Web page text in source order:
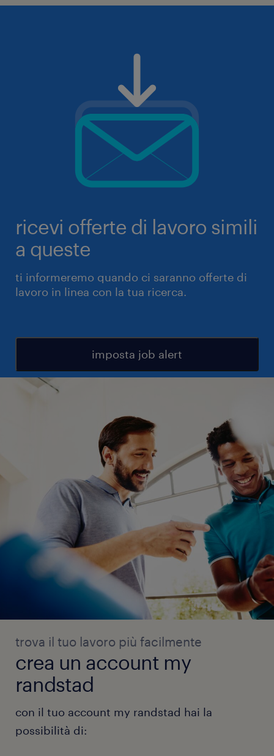
ricevi offerte di lavoro simili
a queste
ti informeremo quando ci saranno offerte di
lavoro in linea con la tua ricerca.
imposta job alert
trova il tuo lavoro più facilmente
crea un account my
randstad
con il tuo account my randstad hai la
possibilità di: